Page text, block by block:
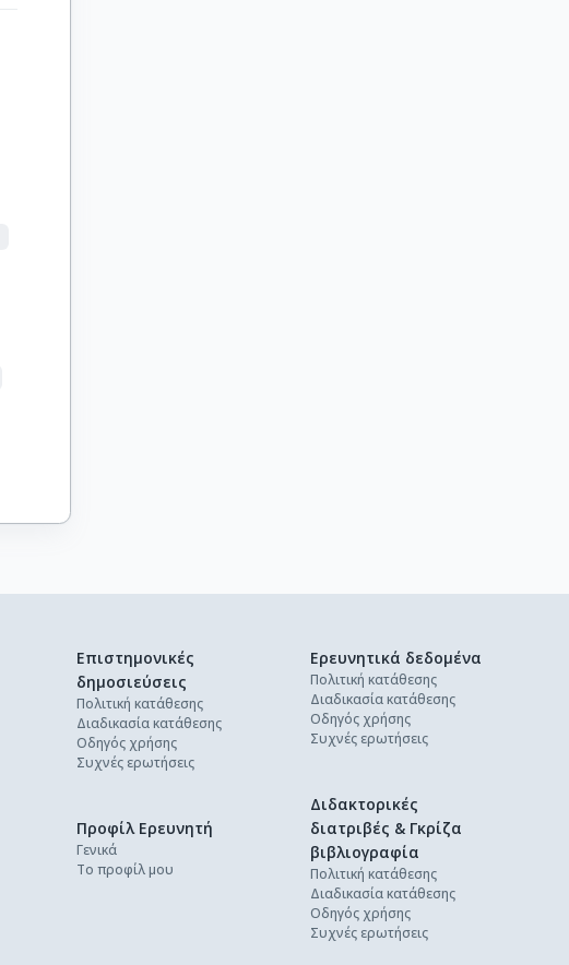
Επιστημονικές
δημοσιεύσεις
Πολιτική κατάθεσης
Διαδικασία κατάθεσης
Οδηγός χρήσης
Συχνές ερωτήσεις
Ερευνητικά δεδομένα
Πολιτική κατάθεσης
Διαδικασία κατάθεσης
Οδηγός χρήσης
Συχνές ερωτήσεις
Διδακτορικές
διατριβές & Γκρίζα
βιβλιογραφία
Πολιτική κατάθεσης
Διαδικασία κατάθεσης
Οδηγός χρήσης
Συχνές ερωτήσεις
Προφίλ Ερευνητή
Γενικά
Το προφίλ μου